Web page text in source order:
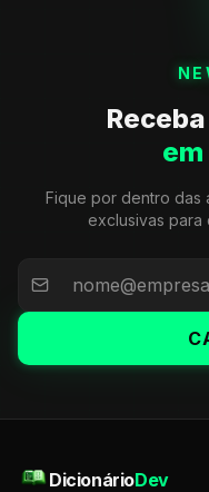
Fique por dentro das
exclusivas
DicionárioDev